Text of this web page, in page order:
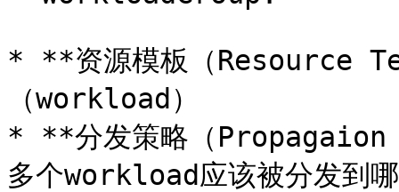
* **资源模板（Resource
（workload）
* **分发策略（Propagaion
多个workload应该被分发到